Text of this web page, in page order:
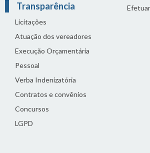
Transparência
Licitações
Atuação dos vereadores
Execução Orçamentária
Pessoal
Verba Indenizatória
Contratos e convênios
Concursos
LGPD